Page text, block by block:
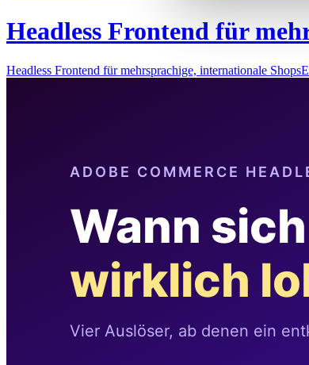
Headless Frontend für
Headless Frontend für mehrsprachige, internationale